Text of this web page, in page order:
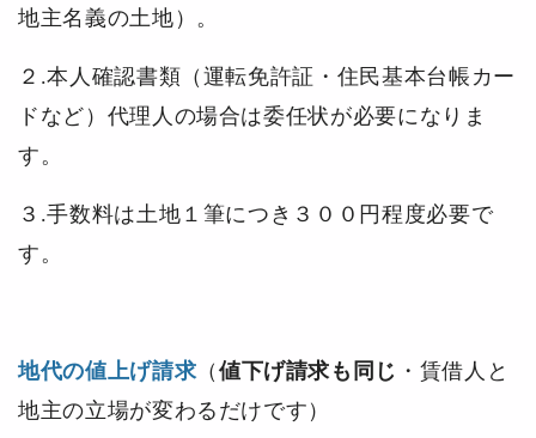
地主名義の土地）。
２.本人確認書類（運転免許証・住民基本台帳カー
ドなど）代理人の場合は委任状が必要になりま
す。
３.手数料は土地１筆につき３００円程度必要で
す。
地代の値上げ請求 （ 値下げ請求も同じ ・賃借人と
地主の立場が変わるだけです）